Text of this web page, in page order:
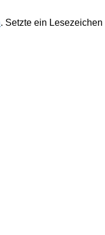
. Setzte ein Lesezeichen